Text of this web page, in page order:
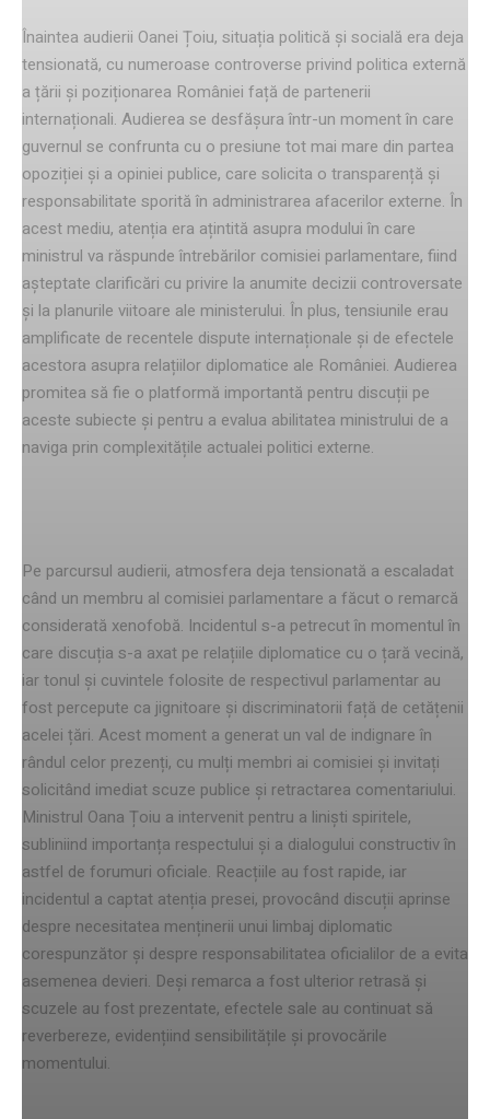
Înaintea audierii Oanei Țoiu, situația politică și socială era deja
tensionată, cu numeroase controverse privind politica externă
a țării și poziționarea României față de partenerii
internaționali. Audierea se desfășura într-un moment în care
guvernul se confrunta cu o presiune tot mai mare din partea
opoziției și a opiniei publice, care solicita o transparență și
responsabilitate sporită în administrarea afacerilor externe. În
acest mediu, atenția era ațintită asupra modului în care
ministrul va răspunde întrebărilor comisiei parlamentare, fiind
așteptate clarificări cu privire la anumite decizii controversate
și la planurile viitoare ale ministerului. În plus, tensiunile erau
amplificate de recentele dispute internaționale și de efectele
acestora asupra relațiilor diplomatice ale României. Audierea
promitea să fie o platformă importantă pentru discuții pe
aceste subiecte și pentru a evalua abilitatea ministrului de a
naviga prin complexitățile actualei politici externe.
Pe parcursul audierii, atmosfera deja tensionată a escaladat
când un membru al comisiei parlamentare a făcut o remarcă
considerată xenofobă. Incidentul s-a petrecut în momentul în
care discuția s-a axat pe relațiile diplomatice cu o țară vecină,
iar tonul și cuvintele folosite de respectivul parlamentar au
fost percepute ca jignitoare și discriminatorii față de cetățenii
acelei țări. Acest moment a generat un val de indignare în
rândul celor prezenți, cu mulți membri ai comisiei și invitați
solicitând imediat scuze publice și retractarea comentariului.
Ministrul Oana Țoiu a intervenit pentru a liniști spiritele,
subliniind importanța respectului și a dialogului constructiv în
astfel de forumuri oficiale. Reacțiile au fost rapide, iar
incidentul a captat atenția presei, provocând discuții aprinse
despre necesitatea menținerii unui limbaj diplomatic
corespunzător și despre responsabilitatea oficialilor de a evita
asemenea devieri. Deși remarca a fost ulterior retrasă și
scuzele au fost prezentate, efectele sale au continuat să
reverbereze, evidențiind sensibilitățile și provocările
momentului.